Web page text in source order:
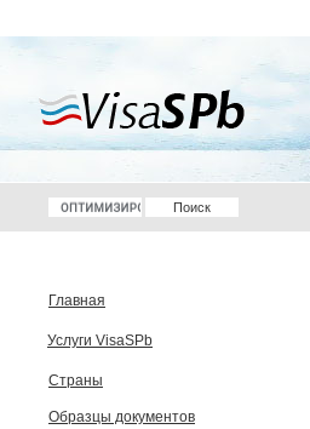
Главная
Услуги VisaSPb
Страны
Образцы документов